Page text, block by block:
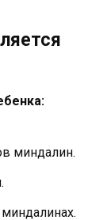
миндалин.